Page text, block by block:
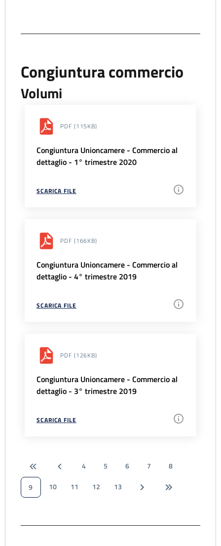
Congiuntura commercio
Volumi
PDF (115KB)
Congiuntura Unioncamere - Commercio al
dettaglio - 1° trimestre 2020
SCARICA FILE
PDF (166KB)
Congiuntura Unioncamere - Commercio al
dettaglio - 4° trimestre 2019
SCARICA FILE
PDF (126KB)
Congiuntura Unioncamere - Commercio al
dettaglio - 3° trimestre 2019
SCARICA FILE
4 5 6 7
8
9
10 11 12 13